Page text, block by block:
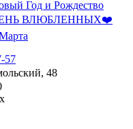
Год и Рождество
ВЛЮБЛЕННЫХ❤️
57
48